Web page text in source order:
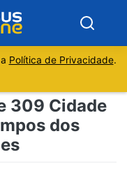
Política de Privacidade.
309 Cidade
dos